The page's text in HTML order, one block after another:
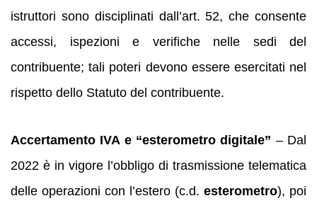
istruttori sono disciplinati dall’art. 52, che consente
accessi, ispezioni e verifiche nelle sedi del
contribuente; tali poteri devono essere esercitati nel
rispetto dello Statuto del contribuente.
Accertamento IVA e “esterometro digitale” – Dal
2022 è in vigore l’obbligo di trasmissione telematica
delle operazioni con l’estero (c.d. esterometro), poi